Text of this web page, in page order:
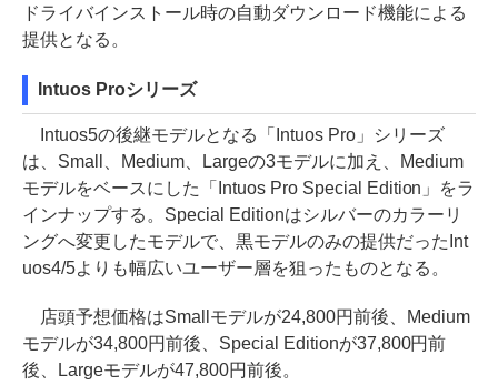
ドライバインストール時の自動ダウンロード機能による
提供となる。
Intuos Proシリーズ
Intuos5の後継モデルとなる「Intuos Pro」シリーズ
は、Small、Medium、Largeの3モデルに加え、Medium
モデルをベースにした「Intuos Pro Special Edition」をラ
インナップする。Special Editionはシルバーのカラーリ
ングへ変更したモデルで、黒モデルのみの提供だったInt
uos4/5よりも幅広いユーザー層を狙ったものとなる。
店頭予想価格はSmallモデルが24,800円前後、Medium
モデルが34,800円前後、Special Editionが37,800円前
後、Largeモデルが47,800円前後。